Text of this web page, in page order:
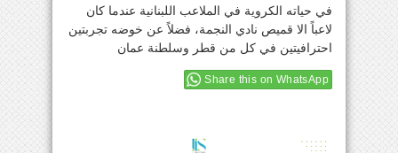
في حياته الكروية في الملاعب اللبنانية عندما كان
لاعباً الا قميص نادي النجمة، فضلاً عن خوضه تجربتين
احترافيتين في كل من قطر وسلطنة عمان
Share this on WhatsApp